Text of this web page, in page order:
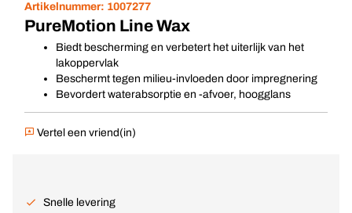
Artikelnummer: 1007277
PureMotion Line Wax
Biedt bescherming en verbetert het uiterlijk van het
lakoppervlak
Beschermt tegen milieu-invloeden door impregnering
Bevordert waterabsorptie en -afvoer, hoogglans
Vertel een vriend(in)
Snelle levering